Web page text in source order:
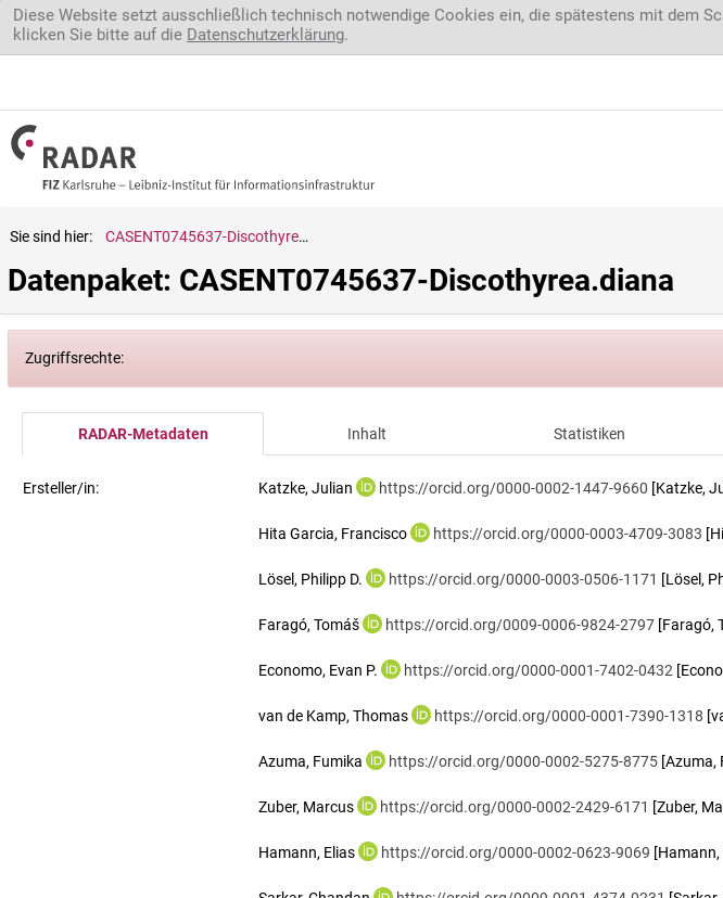
Direkt zum Inhalt
Diese Website setzt ausschließlich technisch notwendige Cookies ein, die spätestens mit dem
klicken Sie bitte auf die Datenschutzerklärung.
Sie sind hier: CASENT0745637-Discothyrea.diana
Datenpaket: CASENT0745637-Discothyrea.diana
Zugriffsrechte:
RADAR-Metadaten Inhalt Statistiken
Ersteller/in: Katzke, Julian https://orcid.org/0000-0002-1447-9660 [Katzke,
Hita Garcia, Francisco https://orcid.org/0000-0003-4709-3083
Lösel, Philipp D. https://orcid.org/0000-0003-0506-1171 [Lösel,
Faragó, Tomáš https://orcid.org/0009-0006-9824-2797 [Faragó,
Economo, Evan P. https://orcid.org/0000-0001-7402-0432
van de Kamp, Thomas https://orcid.org/0000-0001-7390-1318
Azuma, Fumika https://orcid.org/0000-0002-5275-8775 [Azuma,
Zuber, Marcus https://orcid.org/0000-0002-2429-6171 [Zuber,
Hamann, Elias https://orcid.org/0000-0002-0623-9069 [Hamann,